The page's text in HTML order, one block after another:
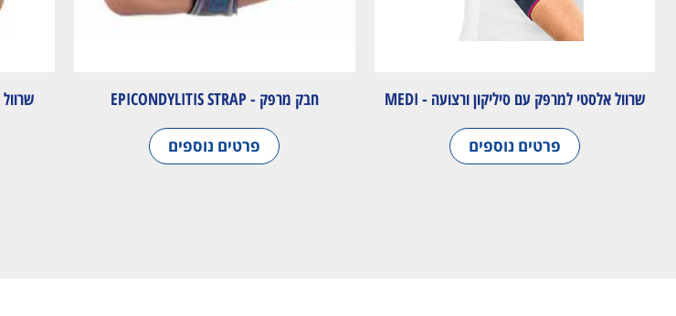
שרוול אלסטי למרפק עם סיליקון ורצועה - MEDI
פרטים נוספים
חבק מרפק - EPICONDYLITIS STRAP
פרטים נוספים